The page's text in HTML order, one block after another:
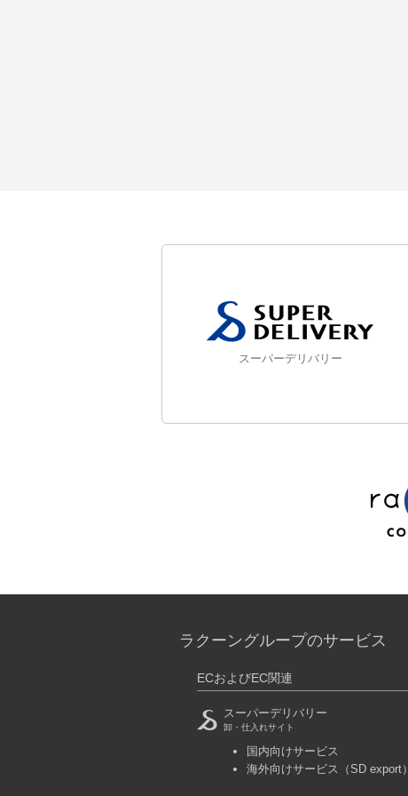
スーパーデリバリー
ラクーングループのサービス
ECおよびEC関連
スーパーデリバリー
卸・仕入れサイト
国内向けサービス
海外向けサービス
（SD export）